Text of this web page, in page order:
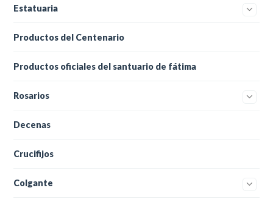
Estatuaria
Productos del Centenario
Productos oficiales del santuario de fátima
Rosarios
Decenas
Crucifijos
Colgante